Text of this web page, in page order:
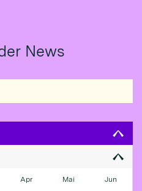
News
Apr Mai Jun